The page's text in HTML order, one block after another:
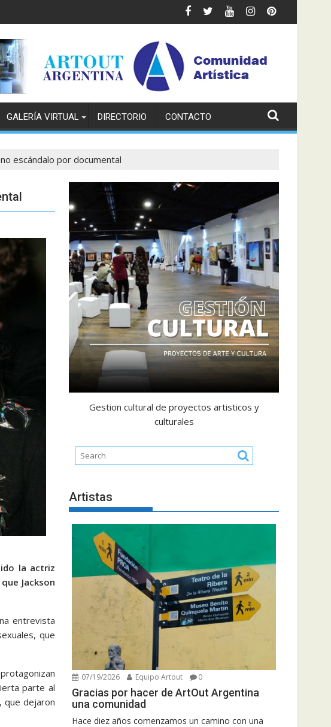
GALERÍA VIRTUAL DIRECTORIO CONTACTO
escándalo por documental
la actriz
Jackson
entrevista
que
parte al
que dejaron
Gestion cultural de proyectos artisticos y
culturales
Artistas
07/19/2026 Equipo Artout 0
Gracias por hacer de ArtOut Argentina
una comunidad
Hace diez años comenzamos un camino con una